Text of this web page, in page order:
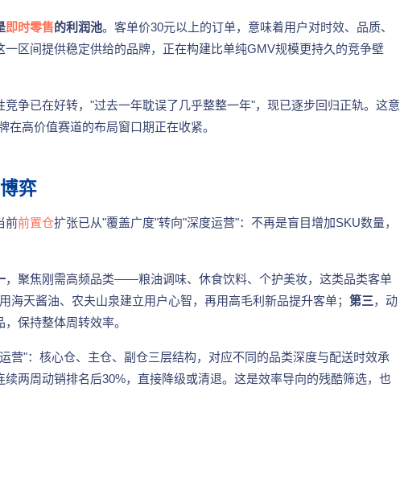
即时零售的利润池。客单价30元以上的订单，意味着用户对时效、品质、
区间提供稳定供给的品牌，正在构建比单纯GMV规模更持久的竞争壁
争已在好转，"过去一年耽误了几乎整整一年"，现已逐步回归正轨。这意
高价值赛道的布局窗口期正在收紧。
弈
前前置仓扩张已从"覆盖广度"转向"深度运营"：不再是盲目增加SKU数量，
，聚焦刚需高频品类——粮油调味、休食饮料、个护美妆，这类品类客单
天酱油、农夫山泉建立用户心智，再用高毛利新品提升客单； 第三，动
保持整体周转效率。
营"：核心仓、主仓、副仓三层结构，对应不同的品类深度与配送时效承
两周动销排名后30%，直接降级或清退。这是效率导向的残酷筛选，也